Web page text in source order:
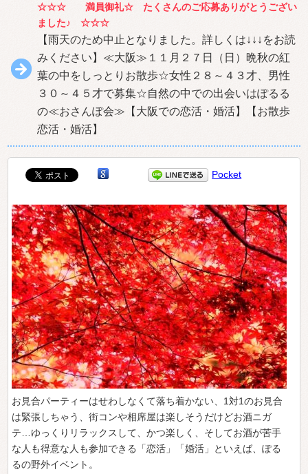
☆☆☆ 満員御礼☆ たくさんのご応募ありがとうござい
ました♪ ☆☆☆
【雨天のため中止となりました。詳しくは↓↓↓をお読
みください】≪大阪≫１１月２７日（日）晩秋の紅
葉の中をしっとりお散歩☆女性２８～４３才、男性
３０～４５才で募集☆自然の中での出会いはぽるる
の≪おさんぽ会≫【大阪での恋活・婚活】【お散歩
恋活・婚活】
Pocket
お見合パーティーはせわしなくて落ち着かない、1対1のお見合
は緊張しちゃう、街コンや相席屋は楽しそうだけどお酒ニガ
テ…ゆっくりリラックスして、かつ楽しく、そしてお酒が苦手
な人も得意な人も参加できる「恋活」「婚活」といえば、ぽる
るの野外イベント。